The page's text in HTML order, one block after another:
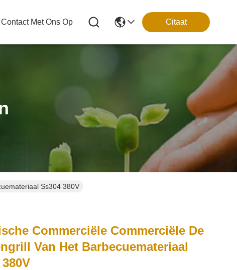
Met Ons Op Citaat
Ss304 380V
Commerciële Commerciële De
Van Het Barbecuemateriaal